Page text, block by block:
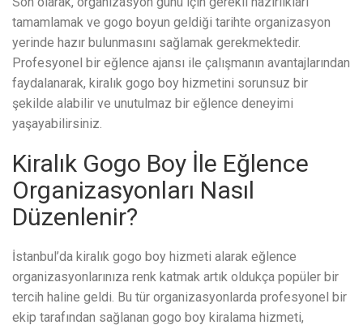
tamamlamak ve gogo boyun geldiği tarihte organizasyon
yerinde hazır bulunmasını sağlamak gerekmektedir.
Profesyonel bir eğlence ajansı ile çalışmanın avantajlarından
faydalanarak, kiralık gogo boy hizmetini sorunsuz bir
şekilde alabilir ve unutulmaz bir eğlence deneyimi
yaşayabilirsiniz.
Kiralık Gogo Boy İle Eğlence
Organizasyonları Nasıl
Düzenlenir?
İstanbul’da kiralık gogo boy hizmeti alarak eğlence
organizasyonlarınıza renk katmak artık oldukça popüler bir
tercih haline geldi. Bu tür organizasyonlarda profesyonel bir
ekip tarafından sağlanan gogo boy kiralama hizmeti,